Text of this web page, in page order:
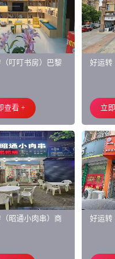
叮叮书房）巴黎
带生源转让
查看 +
好运转
庄、
立
昭通小肉串）商
房租2.2万/年
好运转
小吃